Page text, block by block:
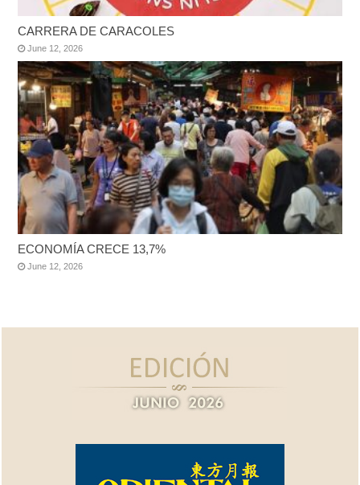
CARRERA DE CARACOLES
June 12, 2026
ECONOMÍA CRECE 13,7%
June 12, 2026